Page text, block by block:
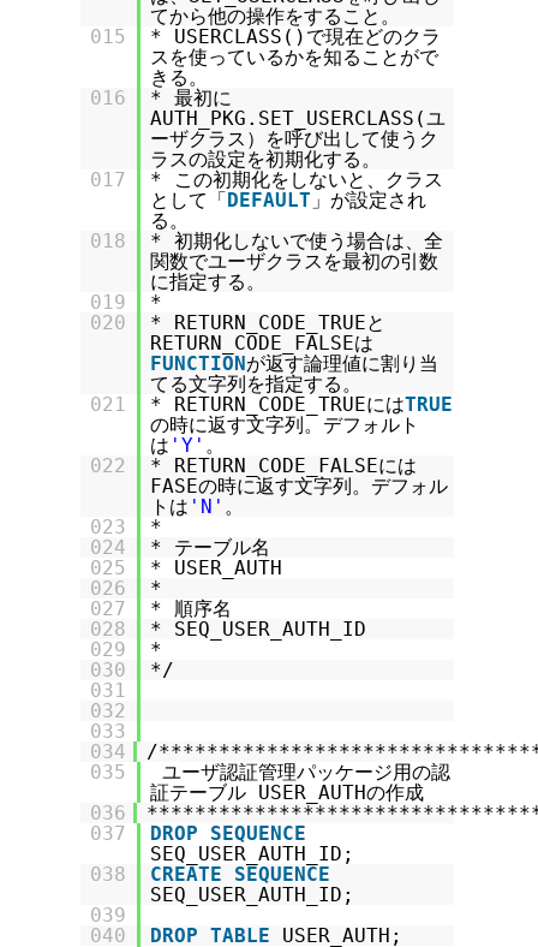
てから他の操作をすること。
015
* USERCLASS()で現在どのクラ
スを使っているかを知ることがで
きる。
016
* 最初に
AUTH_PKG.SET_USERCLASS(ユ
ーザクラス）を呼び出して使うク
ラスの設定を初期化する。
017
* この初期化をしないと、クラス
として「DEFAULT 」が設定され
る。
018
* 初期化しないで使う場合は、全
関数でユーザクラスを最初の引数
に指定する。
019
*
020
* RETURN_CODE_TRUEと
RETURN_CODE_FALSEは
FUNCTIONが返す論理値に割り当
てる文字列を指定する。
021
* RETURN_CODE_TRUEにはTRUE
の時に返す文字列。デフォルト
は 'Y' 。
022
* RETURN_CODE_FALSEには
FASEの時に返す文字列。デフォル
トは 'N' 。
023
*
024
* テーブル名
025
* USER_AUTH
026
*
027
* 順序名
028
* SEQ_USER_AUTH_ID
029
*
030
*/
031
032
033
034
/
035
ユーザ認証管理パッケージ用の認
証テーブル USER_AUTHの作成
036
037
DROP
SEQUENCE
SEQ_USER_AUTH_ID;
038
CREATE
SEQUENCE
SEQ_USER_AUTH_ID;
039
040
DROP TABLE
USER_AUTH;